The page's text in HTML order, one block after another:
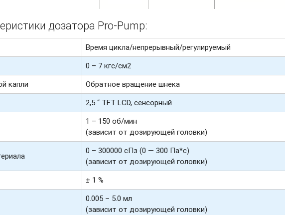
дозатора Pro-Pump:
Время цикла/непрерывный/регулируемый
0 – 7 кгс/см2
капли
Обратное вращение шнека
2,5 “ TFT LCD, сенсорный
1 – 150 об/мин
(зависит от дозирующей головки)
0 – 300000 сПз (0 — 300 Па*с)
(зависит от дозирующей головки)
± 1 %
0.005 – 5.0 мл
(зависит от дозирующей головки)